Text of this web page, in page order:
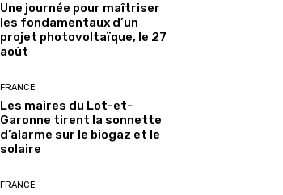
Une journée pour maîtriser
les fondamentaux d’un
projet photovoltaïque, le 27
août
FRANCE
Les maires du Lot-et-
Garonne tirent la sonnette
d’alarme sur le biogaz et le
solaire
FRANCE